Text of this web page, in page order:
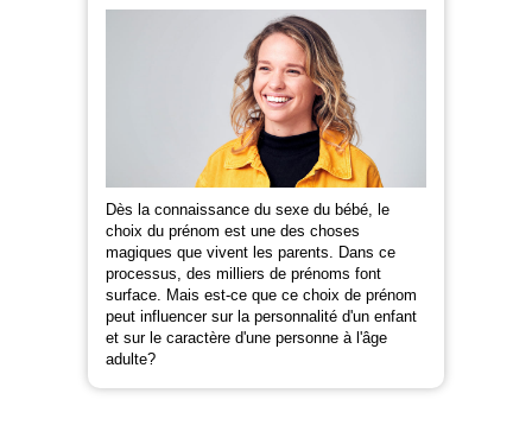
Dès la connaissance du sexe du bébé, le
choix du prénom est une des choses
magiques que vivent les parents. Dans ce
processus, des milliers de prénoms font
surface. Mais est-ce que ce choix de prénom
peut influencer sur la personnalité d'un enfant
et sur le caractère d'une personne à l'âge
adulte?